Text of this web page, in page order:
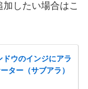
したい場合はこ
ドウのインジにアラ
ター（サブアラ）